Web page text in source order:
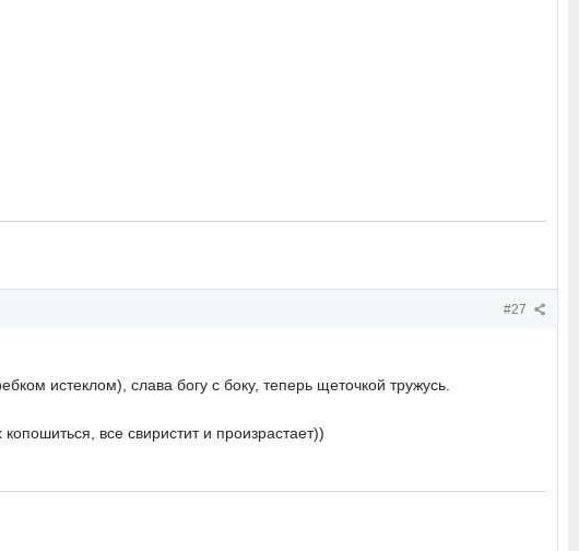
#27
истеклом), слава богу с боку, теперь щеточкой тружусь.
все свиристит и произрастает))